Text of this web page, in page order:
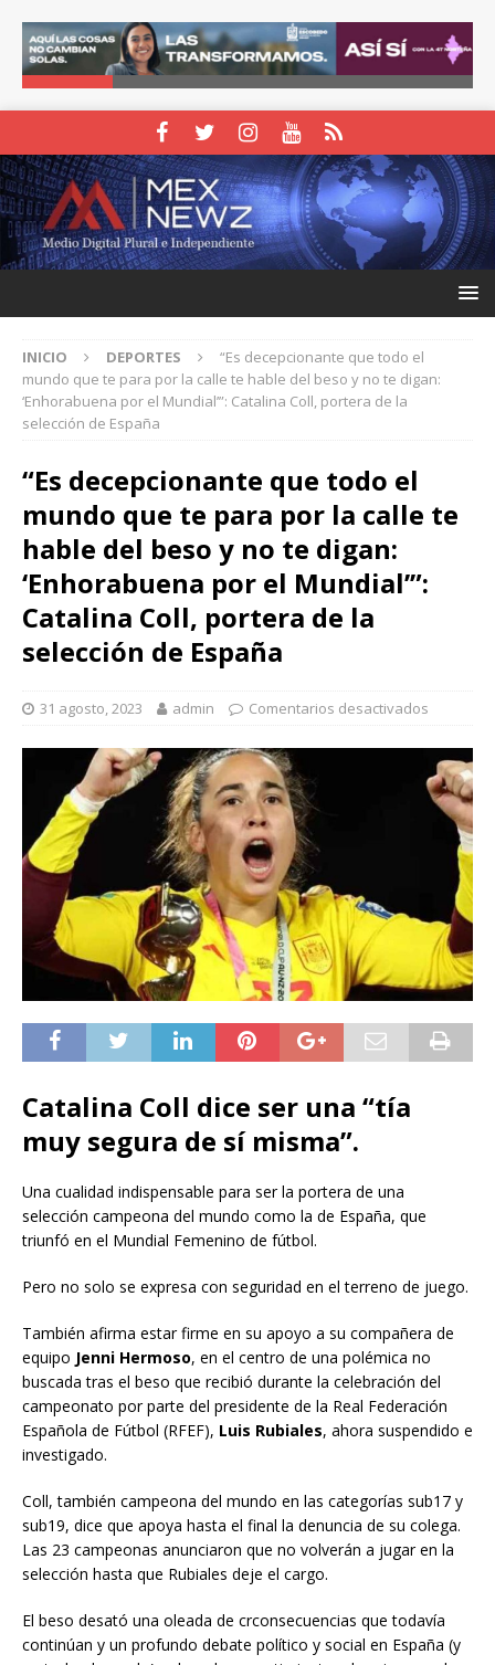
INICIO DEPORTES
“Es decepcionante que todo el
mundo que te para por la calle te hable del beso y no te digan:
‘Enhorabuena por el Mundial’”: Catalina Coll, portera de la
selección de España
“Es decepcionante que todo el
mundo que te para por la calle te
hable del beso y no te digan:
‘Enhorabuena por el Mundial’”:
Catalina Coll, portera de la
selección de España
31 agosto, 2023 admin Comentarios desactivados
Catalina Coll dice ser una “tía
muy segura de sí misma”.
Una cualidad indispensable para ser la portera de una
selección campeona del mundo como la de España, que
triunfó en el Mundial Femenino de fútbol.
Pero no solo se expresa con seguridad en el terreno de juego.
También afirma estar firme en su apoyo a su compañera de
equipoJenni Hermoso, en el centro de una polémica no
buscada tras el beso que recibió durante la celebración del
campeonato por parte del presidente de la Real Federación
Española de Fútbol (RFEF), Luis Rubiales, ahora suspendido e
investigado.
Coll, también campeona del mundo en las categorías sub17 y
sub19, dice que apoya hasta el final la denuncia de su colega.
Las 23 campeonas anunciaron que no volverán a jugar en la
selección hasta que Rubiales deje el cargo.
El beso desató una oleada de crconsecuencias que todavía
continúan y un profundo debate político y social en España (y